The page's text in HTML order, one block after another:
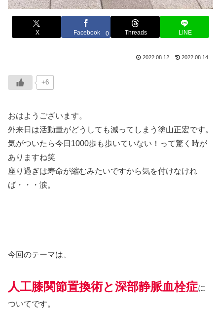
X Facebook 0 Threads LINE
2022.08.12 2022.08.14
+6
おはようございます。
外来日は活動量がどうしても減ってしまう塗山正宏です。
気がついたら今日1000歩も歩いていない！って驚く時が
ありますね笑
座り過ぎは寿命が縮むみたいですから気を付けなけれ
ば・・・涙。
今回のテーマは、
人工膝関節置換術と深部静脈血栓症に
ついてです。